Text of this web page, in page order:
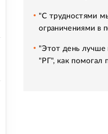
"С трудностями
ограничениями в
"Этот день лучше
"РГ", как помогал